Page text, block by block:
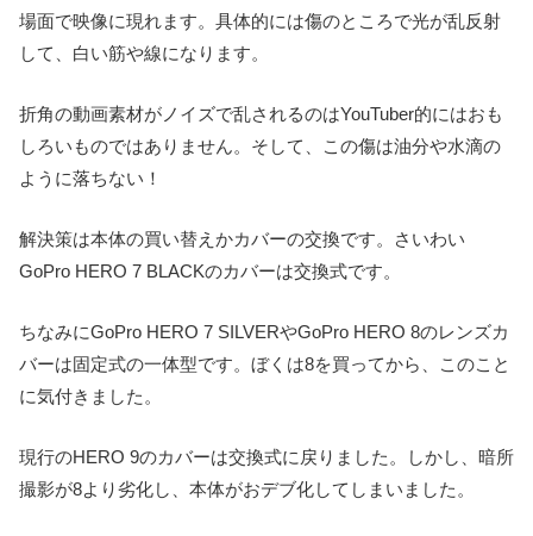
場面で映像に現れます。具体的には傷のところで光が乱反射
して、白い筋や線になります。
折角の動画素材がノイズで乱されるのはYouTuber的にはおも
しろいものではありません。そして、この傷は油分や水滴の
ように落ちない！
解決策は本体の買い替えかカバーの交換です。さいわい
GoPro HERO 7 BLACKのカバーは交換式です。
ちなみにGoPro HERO 7 SILVERやGoPro HERO 8のレンズカ
バーは固定式の一体型です。ぼくは8を買ってから、このこと
に気付きました。
現行のHERO 9のカバーは交換式に戻りました。しかし、暗所
撮影が8より劣化し、本体がおデブ化してしまいました。